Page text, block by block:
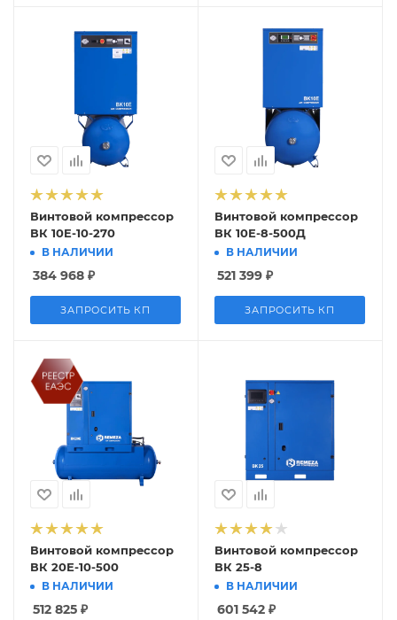
Винтовой компрессор
ВК 10E-10-270
В НАЛИЧИИ
384 968 ₽
ЗАПРОСИТЬ КП
Винтовой компрессор
ВК 10Е-8-500Д
В НАЛИЧИИ
521 399 ₽
ЗАПРОСИТЬ КП
Винтовой компрессор
ВК 20Е-10-500
В НАЛИЧИИ
512 825 ₽
Винтовой компрессор
ВК 25-8
В НАЛИЧИИ
601 542 ₽